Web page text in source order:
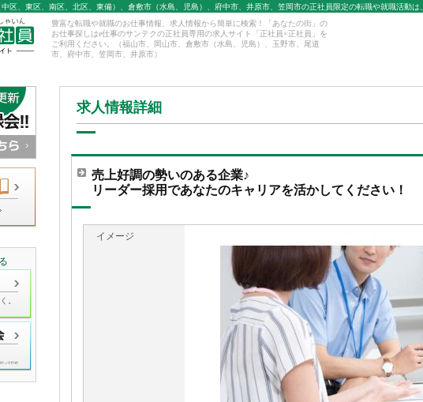
区、東区、南区、北区、東備）、倉敷市（水島、児島）、府中市、井原市、笠岡市の正社員限定の転職や就職活動
豊富な転職や就職のお仕事情報、求人情報から簡単に検索！「あなたの街」の
お仕事探しはe仕事のサンテクの正社員専用の求人サイト「正社員×正社員」を
ご利用ください。（福山市、岡山市、倉敷市（水島、児島）、玉野市、尾道
市、府中市、笠岡市、井原市）
求人情報詳細
売上好調の勢いのある企業♪
リーダー採用であなたのキャリアを活かしてください！
イメージ
。